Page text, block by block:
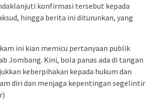
konfirmasi tersebut kepada
hingga berita ini diturunkan, yang
ini kian memicu pertanyaan publik
Jombang. Kini, bola panas ada di tangan
keberpihakan kepada hukum dan
diri dan menjaga kepentingan segelintir